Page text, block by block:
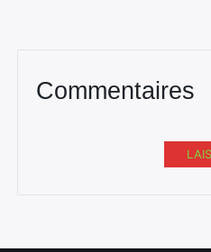
Commentaires